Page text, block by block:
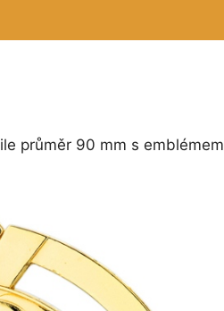
průměr 90 mm s emblémem